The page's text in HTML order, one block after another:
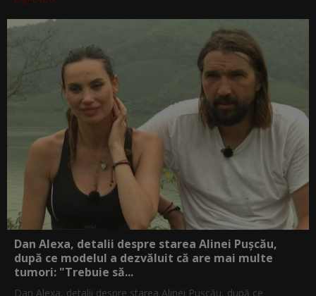
Dan Alexa, detalii despre starea Alinei Pușcău,
după ce modelul a dezvăluit că are mai multe
tumori: "Trebuie să...
Dan Alexa, detalii despre starea Alinei Pușcău, după ce